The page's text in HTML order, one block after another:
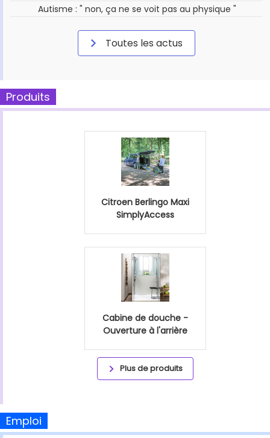
Autisme : " non, ça ne se voit pas au physique "
Toutes les actus
Produits
Citroen Berlingo Maxi
SimplyAccess
Cabine de douche -
Ouverture à l'arrière
Plus de produits
Emploi